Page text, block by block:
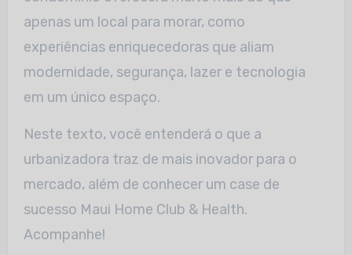
apenas um local para morar, como
experiências enriquecedoras que aliam
modernidade, segurança, lazer e tecnologia
em um único espaço.
Neste texto, você entenderá o que a
urbanizadora traz de mais inovador para o
mercado, além de conhecer um case de
sucesso Maui Home Club & Health.
Acompanhe!